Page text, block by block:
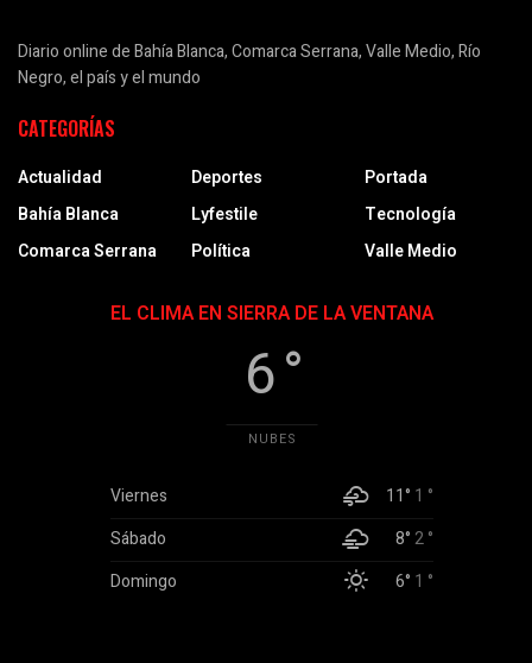
Diario online de Bahía Blanca, Comarca Serrana, Valle Medio, Río
Negro, el país y el mundo
CATEGORÍAS
Actualidad
Bahía Blanca
Comarca Serrana
Deportes
Lyfestile
Política
Portada
Tecnología
Valle Medio
EL CLIMA EN SIERRA DE LA VENTANA
6 °
NUBES
Viernes 11° 1 °
Sábado
8°2 °
Domingo
6° 1 °